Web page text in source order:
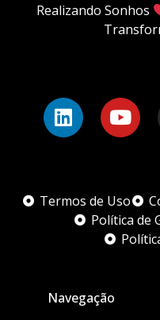
Realizando Sonhos
Termos de Uso
Política de
Navegação